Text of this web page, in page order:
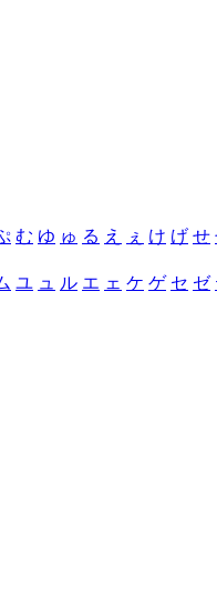
む ゆ ゅ る え ぇ け げ せ
ユ ュ ル エ ェ ケ ゲ セ ゼ